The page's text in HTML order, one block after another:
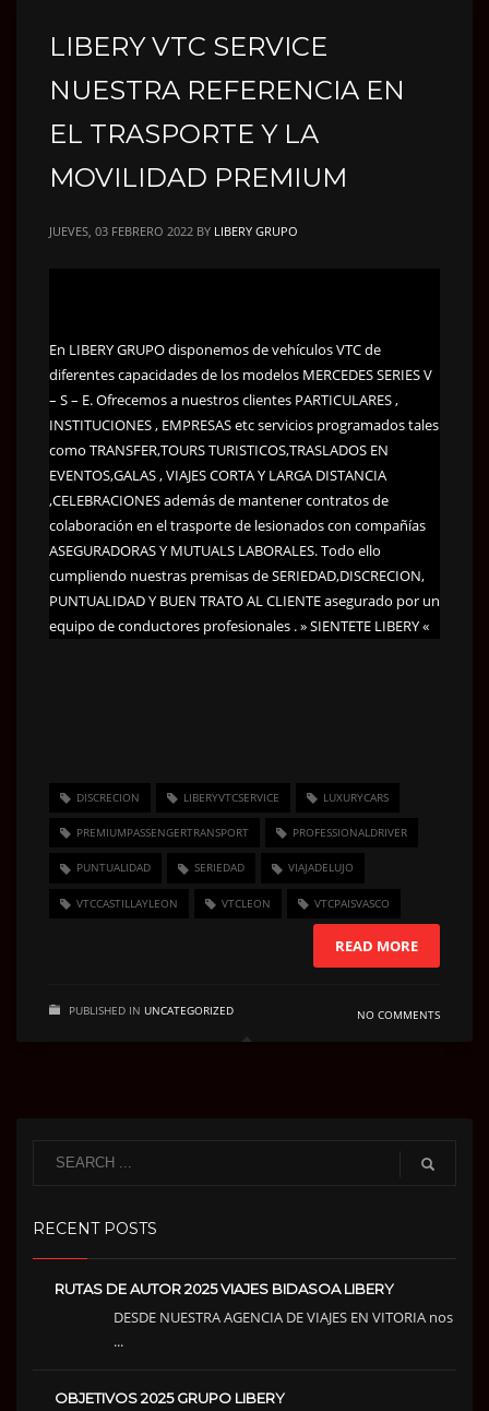
LIBERY VTC SERVICE
NUESTRA REFERENCIA EN
EL TRASPORTE Y LA
MOVILIDAD PREMIUM
JUEVES, 03 FEBRERO 2022 BY LIBERY GRUPO
En LIBERY GRUPO disponemos de vehículos VTC de
diferentes capacidades de los modelos MERCEDES SERIES V
– S – E. Ofrecemos a nuestros clientes PARTICULARES ,
INSTITUCIONES , EMPRESAS etc servicios programados tales
como TRANSFER,TOURS TURISTICOS,TRASLADOS EN
EVENTOS,GALAS , VIAJES CORTA Y LARGA DISTANCIA
,CELEBRACIONES además de mantener contratos de
colaboración en el trasporte de lesionados con compañías
ASEGURADORAS Y MUTUALS LABORALES. Todo ello
cumpliendo nuestras premisas de SERIEDAD,DISCRECION,
PUNTUALIDAD Y BUEN TRATO AL CLIENTE asegurado por un
equipo de conductores profesionales . » SIENTETE LIBERY «
DISCRECION LIBERYVTCSERVICE LUXURYCARS
PREMIUMPASSENGERTRANSPORT PROFESSIONALDRIVER
PUNTUALIDAD SERIEDAD VIAJADELUJO
VTCCASTILLAYLEON VTCLEON VTCPAISVASCO
READ MORE
PUBLISHED IN UNCATEGORIZED NO COMMENTS
RECENT POSTS
RUTAS DE AUTOR 2025 VIAJES BIDASOA LIBERY
DESDE NUESTRA AGENCIA DE VIAJES EN VITORIA nos
...
OBJETIVOS 2025 GRUPO LIBERY